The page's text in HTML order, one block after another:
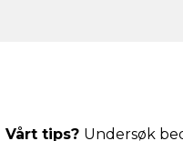
Vårt tips? Undersøk